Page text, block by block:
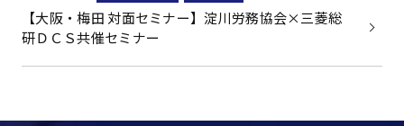
【大阪・梅田 対面セミナー】淀川労務協会×三菱総
研ＤＣＳ共催セミナー